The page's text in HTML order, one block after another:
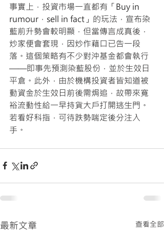
事實上，投資市場一直都有「Buy in
rumour，sell in fact」的玩法，宣布染
藍前升勢會較明顯，但當傳言成真後，
炒家便會套現，因炒作藉口已告一段
落。這個策略有不少對沖基金都會執行
——即事先預測染藍股份，並於生效日
平倉。此外，由於機構投資者皆知道被
動資金於生效日前後需焗追，故帶來寬
裕流動性給一早持貨大戶打開逃生門。
若看好科指，可待跌勢喘定後分注入
手。
最新文章 查看全部